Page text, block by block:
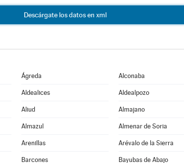
Descárgate los datos en xml
Ágreda Alconaba
Aldealices Aldealpozo
Aliud Almajano
Almazul Almenar de Soria
Arenillas Arévalo de la Sierra
Barcones Bayubas de Abajo